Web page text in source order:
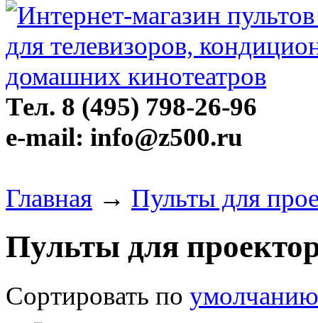
Тел. 8 (495) 798-26-96
e-mail: info@z500.ru
Главная → Пульты для
Пульты для
Сортировать по умолчанию